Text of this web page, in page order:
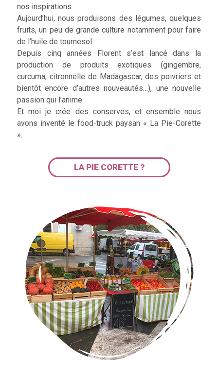
nos inspirations.
Aujourd’hui, nous produisons des légumes, quelques
fruits, un peu de grande culture notamment pour faire
de l’huile de tournesol.
Depuis cinq années Florent s’est lancé dans la
production de produits exotiques (gingembre,
curcuma, citronnelle de Madagascar, des poivriers et
bientôt encore d’autres nouveautés…), une nouvelle
passion qui l’anime.
Et moi je crée des conserves, et ensemble nous
avons inventé le food-truck paysan « La Pie-Corette
».
LA PIE CORETTE ?